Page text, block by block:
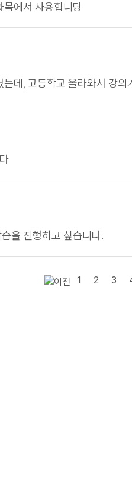
목에서 사용합니당
데, 고등학교 올라와서 강의
을 진행하고 싶습니다.
1 2 3